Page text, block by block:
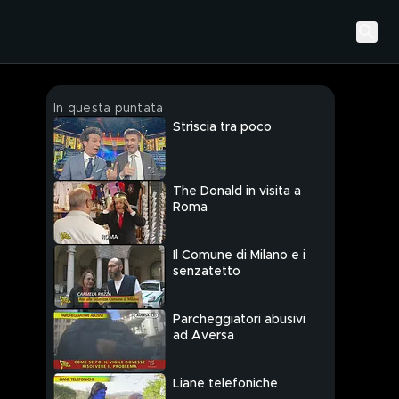
In questa puntata
Striscia tra poco
The Donald in visita a
Roma
Il Comune di Milano e i
senzatetto
Parcheggiatori abusivi
ad Aversa
Liane telefoniche